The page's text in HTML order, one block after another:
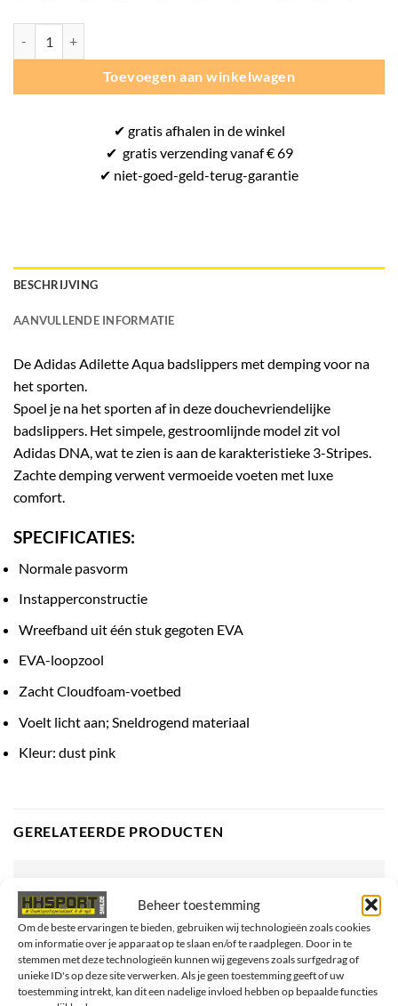
Beheer toestemming
Om de beste ervaringen te bieden, gebruiken wij technologieën zoals cookies
om informatie over je apparaat op te slaan en/of te raadplegen. Door in te
stemmen met deze technologieën kunnen wij gegevens zoals surfgedrag of
unieke ID's op deze site verwerken. Als je geen toestemming geeft of uw
toestemming intrekt, kan dit een nadelige invloed hebben op bepaalde functies
Toevoegen aan winkelwagen
✔ gratisafhalen in de winkel
✔ gratisverzending vanaf € 69
✔ niet-goed-geld-terug-garantie
BESCHRIJVING
AANVULLENDE INFORMATIE
DeAdidas Adilette Aqua badslippers met demping voor na
het sporten.
Spoel je na het sporten af in deze douchevriendelijke
badslippers. Het simpele, gestroomlijnde model zit vol
Adidas DNA, wat te zien is aan de karakteristieke 3-Stripes.
Zachte demping verwent vermoeide voeten met luxe
comfort.
SPECIFICATIES:
Normale pasvorm
Instapperconstructie
Wreefband uit één stuk gegoten EVA
EVA-loopzool
Zacht Cloudfoam-voetbed
Voelt licht aan; Sneldrogend materiaal
Kleur: dust pink
GERELATEERDE PRODUCTEN
- 50%